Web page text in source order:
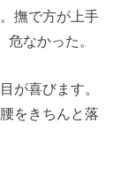
撫で方が上手
なかった。
が喜びます。
をきちんと落